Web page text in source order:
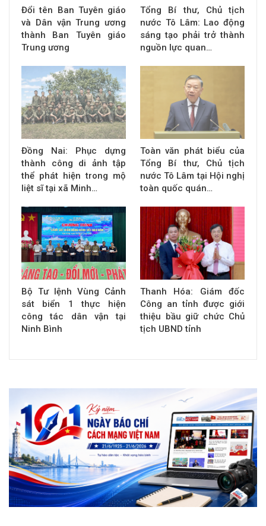
Đổi tên Ban Tuyên giáo
và Dân vận Trung ương
thành Ban Tuyên giáo
Trung ương
Tổng Bí thư, Chủ tịch
nước Tô Lâm: Lao động
sáng tạo phải trở thành
nguồn lực quan…
Đồng Nai: Phục dựng
thành công di ảnh tập
thể phát hiện trong mộ
liệt sĩ tại xã Minh…
Toàn văn phát biểu của
Tổng Bí thư, Chủ tịch
nước Tô Lâm tại Hội nghị
toàn quốc quán…
Bộ Tư lệnh Vùng Cảnh
sát biển 1 thực hiện
công tác dân vận tại
Ninh Bình
Thanh Hóa: Giám đốc
Công an tỉnh được giới
thiệu bầu giữ chức Chủ
tịch UBND tỉnh